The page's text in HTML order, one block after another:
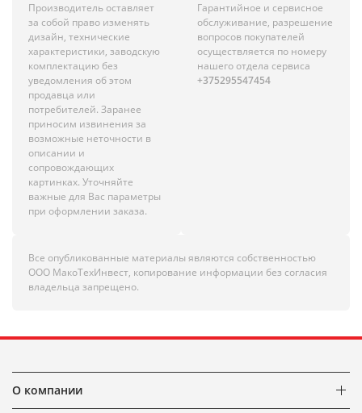
Производитель оставляет
за собой право изменять
дизайн, технические
характеристики, заводскую
комплектацию без
уведомления об этом
продавца или
потребителей. Заранее
приносим извинения за
возможные неточности в
описании и
сопровождающих
картинках. Уточняйте
важные для Вас параметры
при оформлении заказа.
Гарантийное и сервисное
обслуживание, разрешение
вопросов покупателей
осуществляется по номеру
нашего отдела сервиса
+375295547454
Все опубликованные материалы являются собственностью
ООО МакоТехИнвест, копирование информации без согласия
владельца запрещено.
О компании